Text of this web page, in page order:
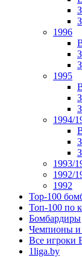
1996
1995
1994/
1993/
1992/
1992
Top-100
Топ-100 по
Бомбардиры
Чемпионы и
Все игроки
1liga.by